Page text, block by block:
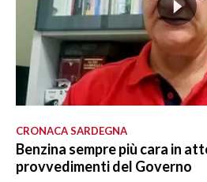
CRONACA SARDEGNA
Benzina sempre più cara in
provvedimenti del Governo